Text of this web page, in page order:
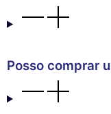
Posso comprar